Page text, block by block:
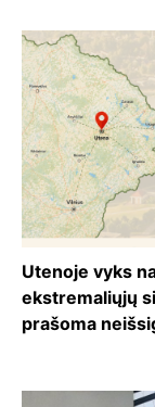
Utenoje vyks
ekstremaliųjų
prašoma